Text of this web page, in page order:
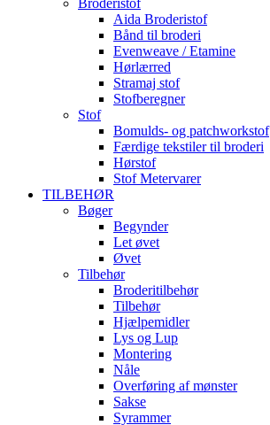
Aida Broderistof
Bånd til broderi
Evenweave / Etamine
Hørlærred
Stramaj stof
Stofberegner
Stof
Bomulds- og patchworkstof
Færdige tekstiler til broderi
Hørstof
Stof Metervarer
TILBEHØR
Bøger
Begynder
Let øvet
Øvet
Tilbehør
Broderitilbehør
Tilbehør
Hjælpemidler
Lys og Lup
Montering
Nåle
Overføring af mønster
Sakse
Syrammer